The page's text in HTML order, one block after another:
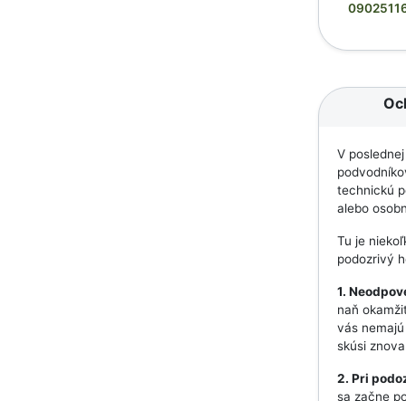
V
technickú
alebo
Tu je
podozrivý
1.
naň
vás
skúsi
2. Pri
sa začne